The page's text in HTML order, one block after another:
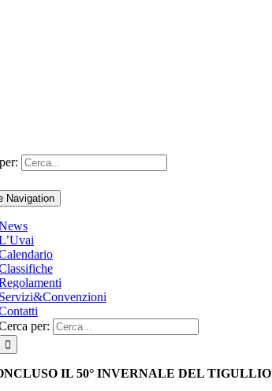
Navigation
per:
IL 50° INVERNALE DEL TIGULLIO